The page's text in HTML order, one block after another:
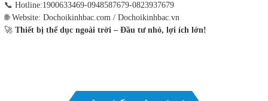
📞 Hotline:1900633469-0948587679-0823937679
🌐 Website: Dochoikinhbac.com / Dochoikinhbac.vn
🚀 Thiết bị thể dục ngoài trời – Đầu tư nhỏ, lợi ích lớn!